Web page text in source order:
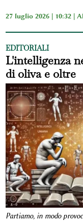
27 luglio 2026 | 10:32 |
EDITORIALI
L'intelligenza
di oliva e oltre
Partiamo, in modo